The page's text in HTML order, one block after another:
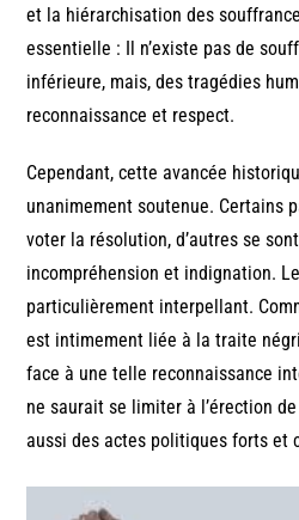
et la hiérarchisation des
essentielle : Il n’existe pas de
inférieure, mais, des tragédies
reconnaissance et respect.
Cependant, cette avancée
unanimement soutenue. Certains
voter la résolution, d’autres se
incompréhension et indignation.
particulièrement interpellant.
est intimement liée à la traite
face à une telle reconnaissance
ne saurait se limiter à l’érection
aussi des actes politiques forts et